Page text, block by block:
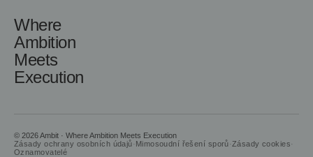
Where
Ambition
Meets
Execution
© 2026 Ambit · Where Ambition Meets Execution
Zásady ochrany osobních údajů· Mimosoudní řešení sporů· Zásady cookies·
Oznamovatelé